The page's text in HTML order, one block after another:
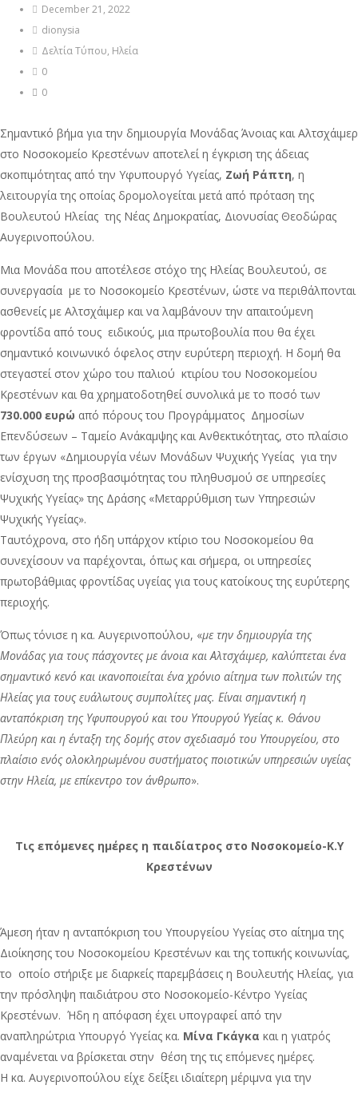
December 21, 2022
dionysia
Δελτία Τύπου, Ηλεία
0
0
Σημαντικό βήμα για την δημιουργία Μονάδας Άνοιας και Αλτσχάιμερ
στο Νοσοκομείο Κρεστένων αποτελεί η έγκριση της άδειας
σκοπιμότητας από την Υφυπουργό Υγείας, Ζωή Ράπτη, η
λειτουργία της οποίας δρομολογείται μετά από πρόταση της
Βουλευτού Ηλείας της Νέας Δημοκρατίας, Διονυσίας Θεοδώρας
Αυγερινοπούλου.
Μια Μονάδα που αποτέλεσε στόχο της Ηλείας Βουλευτού, σε
συνεργασία με το Νοσοκομείο Κρεστένων, ώστε να περιθάλπονται
ασθενείς με Αλτσχάιμερ και να λαμβάνουν την απαιτούμενη
φροντίδα από τους ειδικούς, μια πρωτοβουλία που θα έχει
σημαντικό κοινωνικό όφελος στην ευρύτερη περιοχή. Η δομή θα
στεγαστεί στον χώρο του παλιού κτιρίου του Νοσοκομείου
Κρεστένων και θα χρηματοδοτηθεί συνολικά με το ποσό των
730.000 ευρώ από πόρους του Προγράμματος Δημοσίων
Επενδύσεων – Ταμείο Ανάκαμψης και Ανθεκτικότητας, στο πλαίσιο
των έργων «Δημιουργία νέων Μονάδων Ψυχικής Υγείας για την
ενίσχυση της προσβασιμότητας του πληθυσμού σε υπηρεσίες
Ψυχικής Υγείας» της Δράσης «Μεταρρύθμιση των Υπηρεσιών
Ψυχικής Υγείας».
Ταυτόχρονα, στο ήδη υπάρχον κτίριο του Νοσοκομείου θα
συνεχίσουν να παρέχονται, όπως και σήμερα, οι υπηρεσίες
πρωτοβάθμιας φροντίδας υγείας για τους κατοίκους της ευρύτερης
περιοχής.
Όπως τόνισε η κα. Αυγερινοπούλου, «με την δημιουργία της
Μονάδας για τους πάσχοντες με άνοια και Αλτσχάιμερ, καλύπτεται ένα
σημαντικό κενό και ικανοποιείται ένα χρόνιο αίτημα των πολιτών της
Ηλείας για τους ευάλωτους συμπολίτες μας. Είναι σημαντική η
ανταπόκριση της Υφυπουργού και του Υπουργού Υγείας κ. Θάνου
Πλεύρη και η ένταξη της δομής στον σχεδιασμό του Υπουργείου, στο
πλαίσιο ενός ολοκληρωμένου συστήματος ποιοτικών υπηρεσιών υγείας
στην Ηλεία, με επίκεντρο τον άνθρωπο».
Τις επόμενες ημέρες η παιδίατρος στο Νοσοκομείο-Κ.Υ
Κρεστένων
Άμεση ήταν η ανταπόκριση του Υπουργείου Υγείας στο αίτημα της
Διοίκησης του Νοσοκομείου Κρεστένων και της τοπικής κοινωνίας,
το οποίο στήριξε με διαρκείς παρεμβάσεις η Βουλευτής Ηλείας, για
την πρόσληψη παιδιάτρου στο Νοσοκομείο-Κέντρο Υγείας
Κρεστένων. Ήδη η απόφαση έχει υπογραφεί από την
αναπληρώτρια Υπουργό Υγείας κα. Μίνα Γκάγκα και η γιατρός
αναμένεται να βρίσκεται στην θέση της τις επόμενες ημέρες.
Η κα. Αυγερινοπούλου είχε δείξει ιδιαίτερη μέριμνα για την